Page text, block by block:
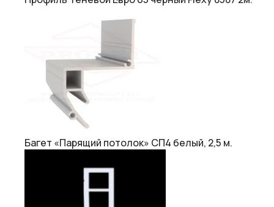
Багет «Парящий потолок» СП4 белый, 2,5 м.